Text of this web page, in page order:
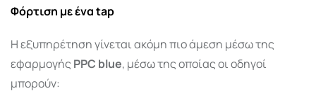
Φόρτιση με ένα tap
Η εξυπηρέτηση γίνεται ακόμη πιο άμεση μέσω της
εφαρμογής PPC blue, μέσω της οποίας οι οδηγοί
μπορούν: